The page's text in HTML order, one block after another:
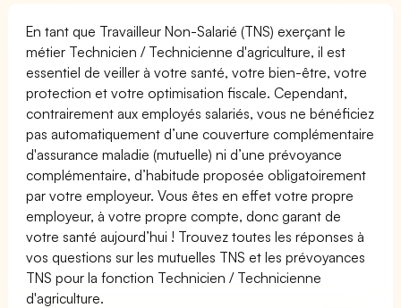
En tant que Travailleur Non-Salarié (TNS) exerçant le
métier Technicien / Technicienne d'agriculture, il est
essentiel de veiller à votre santé, votre bien-être, votre
protection et votre optimisation fiscale. Cependant,
contrairement aux employés salariés, vous ne bénéficiez
pas automatiquement d’une couverture complémentaire
d'assurance maladie (mutuelle) ni d’une prévoyance
complémentaire, d’habitude proposée obligatoirement
par votre employeur. Vous êtes en effet votre propre
employeur, à votre propre compte, donc garant de
votre santé aujourd’hui ! Trouvez toutes les réponses à
vos questions sur les mutuelles TNS et les prévoyances
TNS pour la fonction Technicien / Technicienne
d'agriculture.